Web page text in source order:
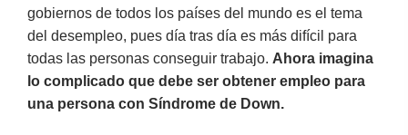
gobiernos de todos los países del mundo es el tema
del desempleo, pues día tras día es más difícil para
todas las personas conseguir trabajo. Ahora imagina
lo complicado que debe ser obtener empleo para
una persona con Síndrome de Down.